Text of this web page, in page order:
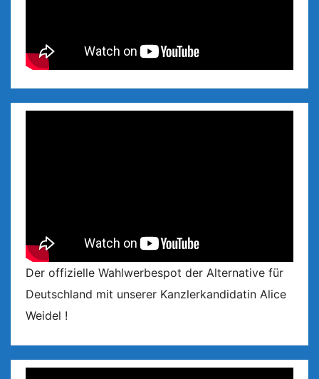
Der offizielle Wahlwerbespot der Alternative für
Deutschland mit unserer Kanzlerkandidatin Alice
Weidel !